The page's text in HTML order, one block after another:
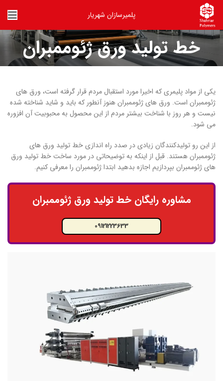
پلمیرسازان شهریار
خط تولید ورق ژئوممبران
یکی از مواد پلیمری که اخیرا مورد استقبال مردم قرار گرفته است، ورق های
ژئوممبران است. ورق های ژئوممبران هنوز آنطور که باید و شاید شناخته شده
نیست و هر روز با شناخت بیشتر مردم از این محصول به محبوبیت آن افزوره
می شود.
از این رو تولیدکنندگان زیادی در صدد راه اندازی خط تولید ورق های
ژئوممبران هستند. قبل از اینکه به توضیحاتی در مورد ساخت خط تولید ورق
های ژئوممبران بپردازیم اجازه بدهید ابتدا ژئوممبران را معرفی کنیم.
مشاوره رایگان خط تولید ورق ژئوممبران
09121223633